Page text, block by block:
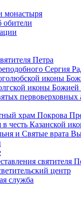
монастыря
Петра
Сергия
иконы
иконы Божией
первоверховных
храм Покрова
в честь Казанской
и Святые врата
святителя
центр
служба